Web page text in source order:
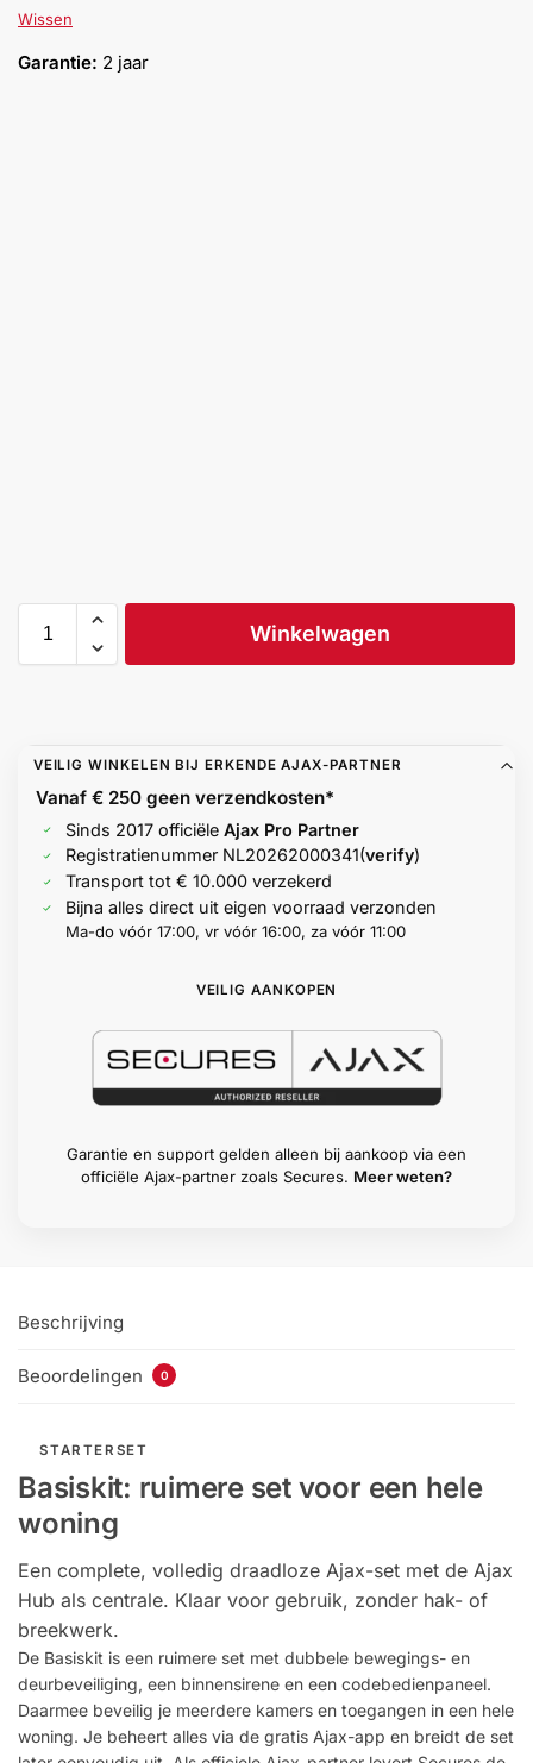
Wissen
Garantie: 2 jaar
Winkelwagen
VEILIG WINKELEN BIJ ERKENDE AJAX-PARTNER
Vanaf € 250 geenverzendkosten*
Sinds 2017 officiële Ajax Pro Partner
Registratienummer NL20262000341(verify)
Transport tot € 10.000 verzekerd
Bijna alles direct uit eigen voorraad verzonden
Ma-do vóór 17:00, vr vóór 16:00, za vóór 11:00
VEILIG AANKOPEN
Garantie en support gelden alleen bij aankoop via een
officiële Ajax-partner zoals Secures. Meer weten?
Beschrijving
Beoordelingen 0
STARTERSET
Basiskit: ruimere set voor een hele
woning
Een complete, volledig draadloze Ajax-set met de Ajax
Hub als centrale. Klaar voor gebruik, zonder hak- of
breekwerk.
De Basiskit is een ruimere set met dubbele bewegings- en
deurbeveiliging, een binnensirene en een codebedienpaneel.
Daarmee beveilig je meerdere kamers en toegangen in een hele
woning. Je beheert alles via de gratis Ajax-app en breidt de set